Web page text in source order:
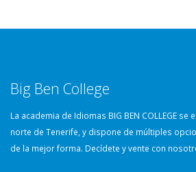
Big Ben College
La academia de Idiomas BIG BEN COLLEGE se
norte de Tenerife, y dispone de múltiples
de la mejor forma. Decídete y vente con